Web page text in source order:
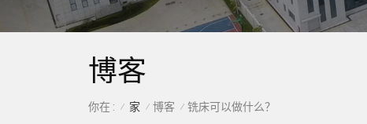
博客
你在 : / 家 / 博客 / 铣床可以做什么？